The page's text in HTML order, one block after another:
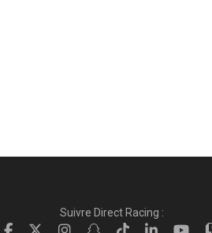
Suivre Direct Racing :